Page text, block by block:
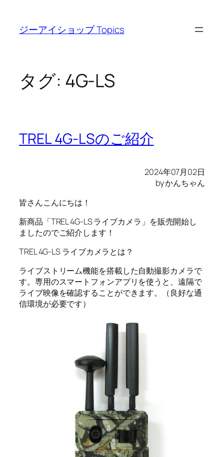
ジーアイショップ Topics
タグ: 4G-LS
TREL 4G-LSのご紹介
2024年07月02日
by かんちゃん
皆さんこんにちは！
新商品「TREL 4G-LS ライブカメラ」を販売開始し
ましたのでご紹介します！
TREL 4G-LS ライブカメラとは？
ライブストリーム機能を搭載した自動撮影カメラで
す。専用のスマートフォンアプリを使うと、遠隔で
ライブ映像を確認することができます。（良好な通
信環境が必要です）